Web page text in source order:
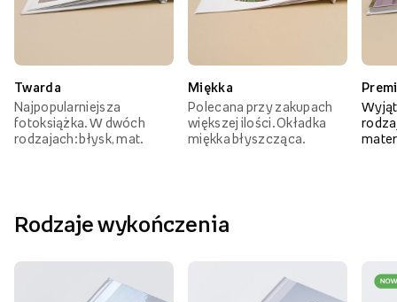
Twarda
Najpopularniejsza
fotoksiążka. W dwóch
rodzajach: błysk, mat.
Miękka
Polecana przy zakupach
większej ilości. Okładka
miękka błyszcząca.
Rodzaje wykończenia